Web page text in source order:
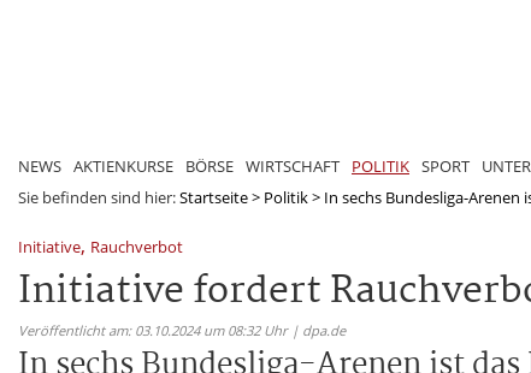
NEWS AKTIENKURSE BÖRSE WIRTSCHAFT POLITIK SPORT
Sie befinden sind hier:Startseite> Politik> In sechs Bundesliga-Arenen
Initiative, Rauchverbot
Initiative fordert
Veröffentlicht am: 03.10.2024 um 08:32 Uhr | dpa.de